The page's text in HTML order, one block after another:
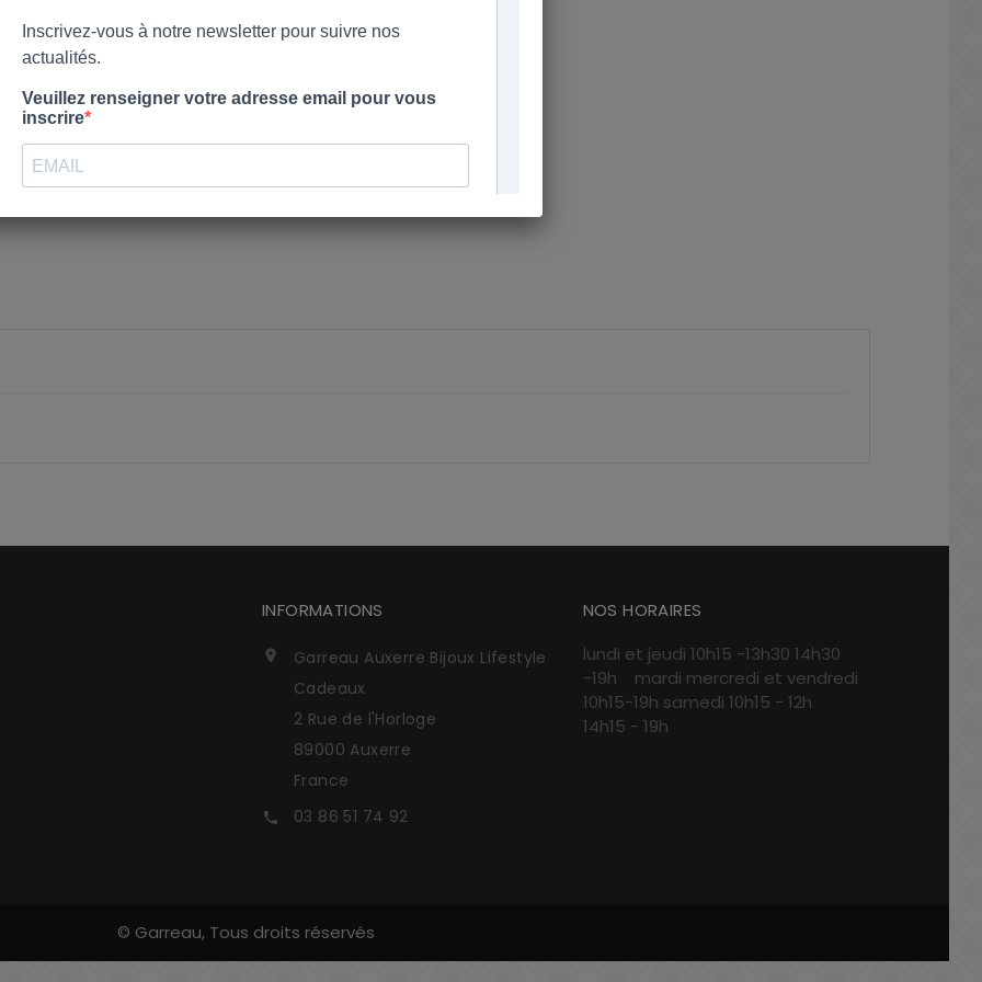
Créer une nouvelle liste
Annuler Créer une liste d'envies
Annuler
INFORMATIONS

Garreau Auxerre Bijoux Lifestyle
Cadeaux
2 Rue de l'Horloge
89000 Auxerre
France
 03 86 51 74 92
NOS HORAIRES
lundi et jeudi 10h15 -13h30 14h30
-19h mardi mercredi et vendredi
10h15-19h samedi 10h15 - 12h
14h15 - 19h
© Garreau, Tous droits réservés